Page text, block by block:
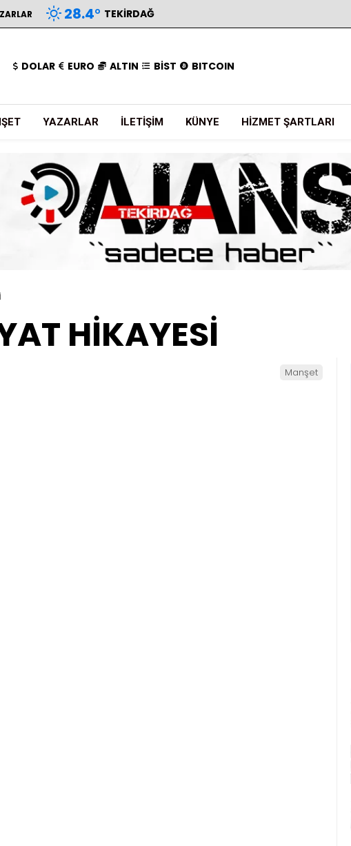
28.4° TEKIRDAĞ
DOLAR EURO ALTIN BİST BITCOIN
YAZARLAR İLETIŞIM KÜNYE HIZMET ŞARTLARI
HİKAYESİ
Manşet